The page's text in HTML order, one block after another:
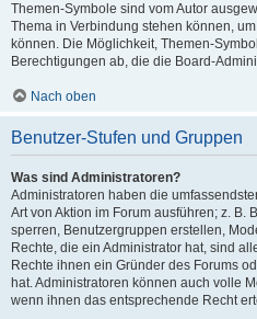
Themen-Symbole sind vom Autor
Thema in Verbindung stehen können,
können. Die Möglichkeit, Themen-
Berechtigungen ab, die die Board-
Nach oben
Benutzer-Stufen und Gruppen
Was sind Administratoren?
Administratoren haben die
Art von Aktion im Forum ausführen; z. B.
sperren, Benutzergruppen erstellen,
Rechte, die ein Administrator hat, sind
Rechte ihnen ein Gründer des Forums
hat. Administratoren können auch volle
wenn ihnen das entsprechende Recht